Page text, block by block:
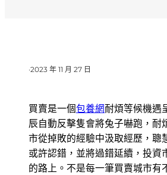
·2023 年 11 月 27 日
買賣是一個包養網耐煩等候機遇
辰自動反擊隻會將兔子嚇跑，
市從掉敗的經驗中汲取經歷，聰
或許認錯，並將過錯延續，投
的路上。不是每一筆買賣城市